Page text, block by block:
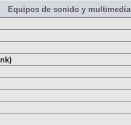
Equipos de sonido y multimedia